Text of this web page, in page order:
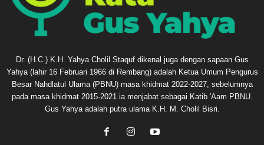
Dr. (H.C.) K.H. Yahya Cholil Staquf dikenal juga dengan sapaan Gus
Yahya (lahir 16 Februari 1966 di Rembang) adalah Ketua Umum Pengurus
Besar Nahdlatul Ulama (PBNU) masa khidmat 2022-2027, sebelumnya
pada masa khidmat 2015-2021 ia menjabat sebagai Katib 'Aam PBNU.
Gus Yahya adalah putra ulama K.H. M. Cholil Bisri.